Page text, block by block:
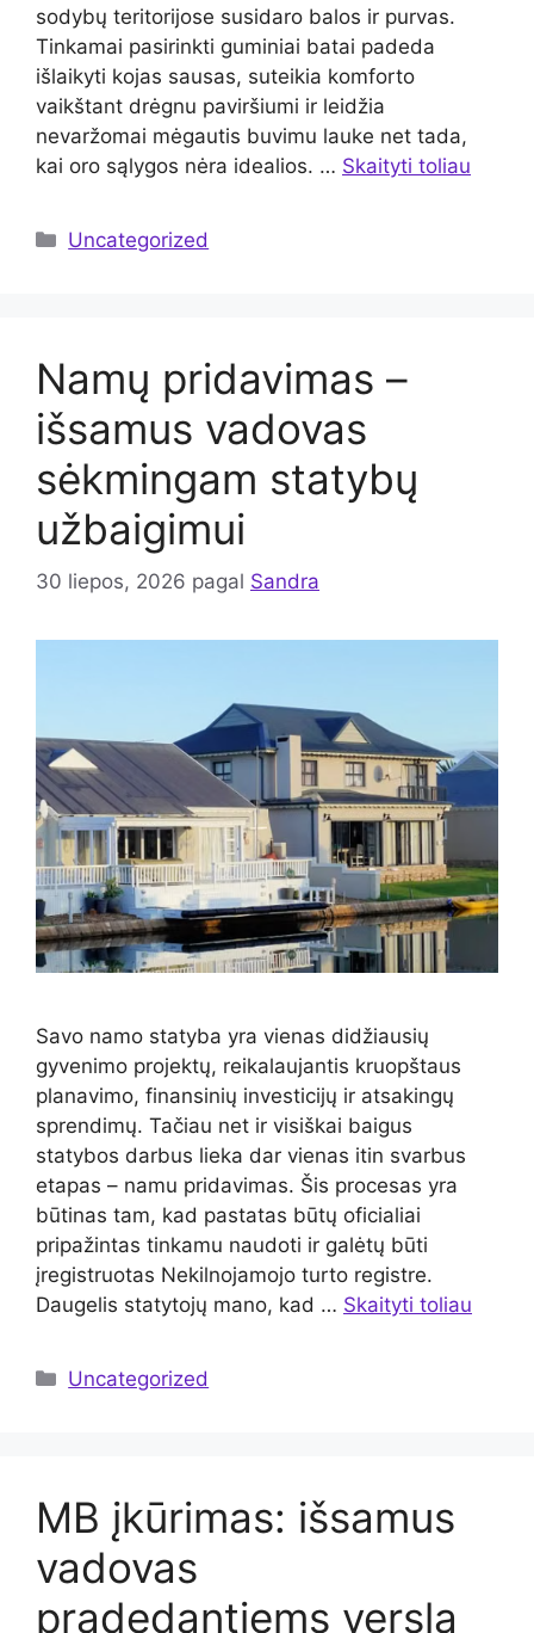
sodybų teritorijose susidaro balos ir purvas.
Tinkamai pasirinkti guminiai batai padeda
išlaikyti kojas sausas, suteikia komforto
vaikštant drėgnu paviršiumi ir leidžia
nevaržomai mėgautis buvimu lauke net tada,
kai oro sąlygos nėra idealios. … Skaityti toliau
Kategorijos
Uncategorized
Namų pridavimas –
išsamus vadovas
sėkmingam statybų
užbaigimui
30 liepos, 2026 pagal Sandra
Savo namo statyba yra vienas didžiausių
gyvenimo projektų, reikalaujantis kruopštaus
planavimo, finansinių investicijų ir atsakingų
sprendimų. Tačiau net ir visiškai baigus
statybos darbus lieka dar vienas itin svarbus
etapas – namu pridavimas. Šis procesas yra
būtinas tam, kad pastatas būtų oficialiai
pripažintas tinkamu naudoti ir galėtų būti
įregistruotas Nekilnojamojo turto registre.
Daugelis statytojų mano, kad … Skaityti toliau
Kategorijos
Uncategorized
MB įkūrimas: išsamus
vadovas
pradedantiems verslą